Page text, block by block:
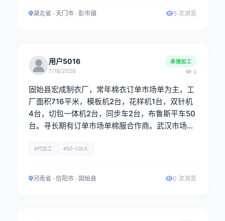
湖北省 · 天门市 · 彭市镇 5 次浏览
用户5016
7/18/2026
承接加工
0
固始县宏成制衣厂，常年棉衣订单市场单为主，工
厂面积716平米，模板机2台，花样机1台，双针机
4台，切包一体机2台，同步车2台，布鲁斯平车50
台。寻长期有订单市场单棉服合作商。武汉市场最
#代加工 #50-100人
河南省 · 信阳市 · 固始县 0 次浏览